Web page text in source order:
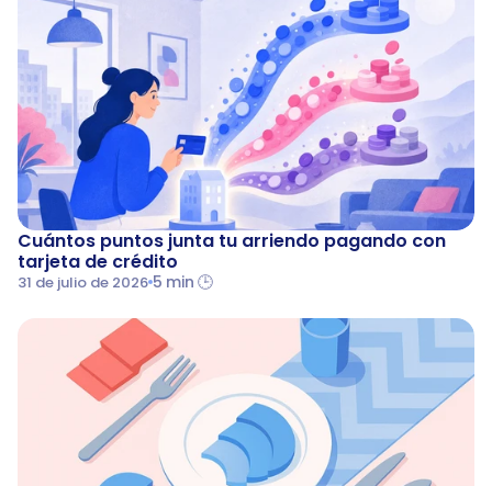
Cuántos puntos junta tu arriendo pagando con
tarjeta de crédito
31 de julio de 2026 5 min 🕒